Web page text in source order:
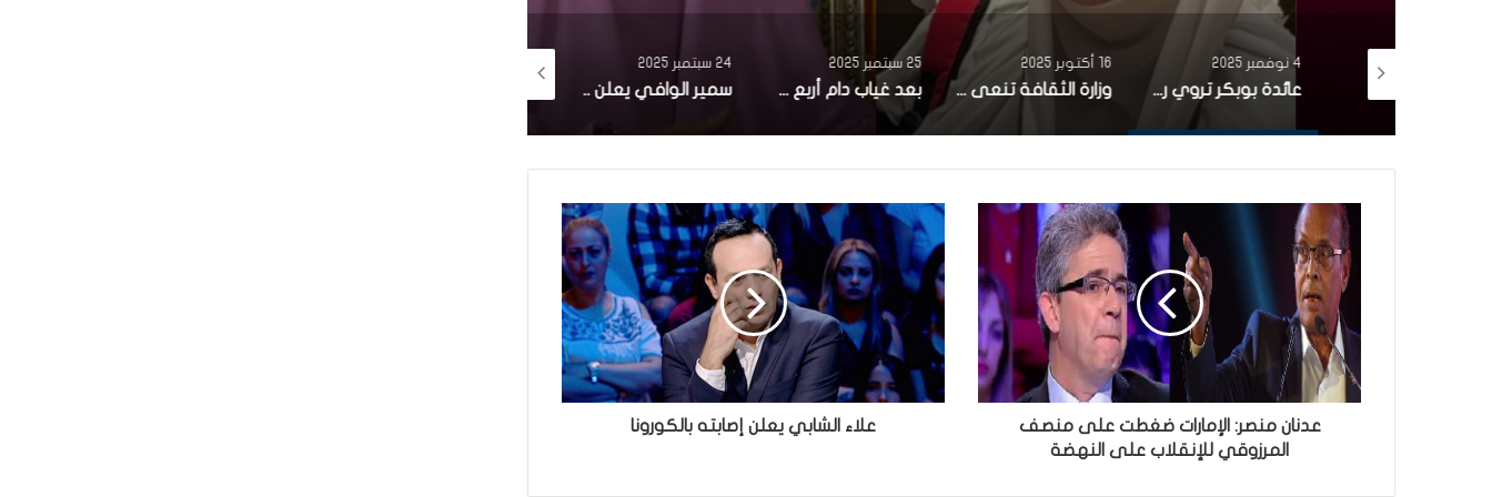
عائدة بوبكر تروي رحلتها من الفن إلى الحجاب في أول ظهور إعلامي منذ 20 سنة وزارة الثقافة تنعى الممثل علي الفارسي بعد غياب دام أربع سنوات..سامي الفهري يعلن عن مسلسل جديد بعوان “هاذي آخرتها” سمير الوافي يعلن عن وفاة شقيقه ماهر:”فاجعة كبيرة.. رحل عنا في عز شبابه”
عدنان منصر: الإمارات ضغطت على منصف
المرزوقي للإنقلاب على النهضة
علاء الشابي يعلن إصابته بالكورونا